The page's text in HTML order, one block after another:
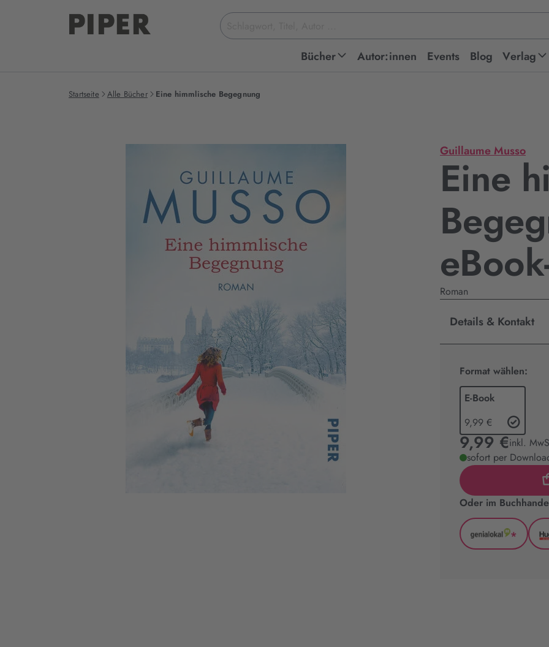
Suchbegriff
eingeben
Bücher Autor:innen Events Blog Verlag
Startseite Alle Bücher Eine himmlische Begegnung
Guillaume Musso
Eine
Roman
Details & Kontakt
Format wählen:
E-Book
9,99 €
9,99 €inkl.
sofort per
Oder im
*